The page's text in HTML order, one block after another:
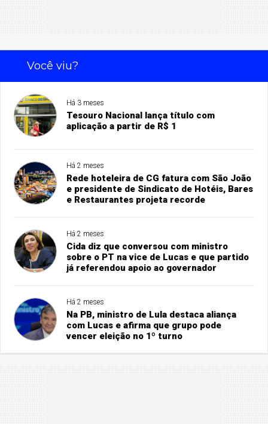
Você viu?
Há 3 meses
Tesouro Nacional lança título com
aplicação a partir de R$ 1
Há 2 meses
Rede hoteleira de CG fatura com São João
e presidente de Sindicato de Hotéis, Bares
e Restaurantes projeta recorde
Há 2 meses
Cida diz que conversou com ministro
sobre o PT na vice de Lucas e que partido
já referendou apoio ao governador
Há 2 meses
Na PB, ministro de Lula destaca aliança
com Lucas e afirma que grupo pode
vencer eleição no 1º turno